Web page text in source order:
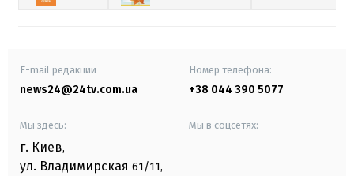
E-mail редакции
news24@24tv.com.ua
Номер телефона:
+38 044 390 5077
Мы здесь:
г. Киев,
ул. Владимирская 61/11,
Мы в соцсетях: